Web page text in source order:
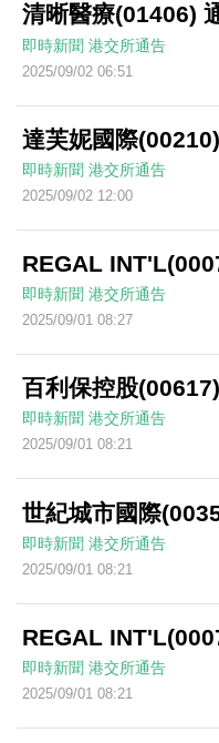
清晰醫療(01406)
即時新聞 港交所通告
2025/09/02 06:51
達芙妮國際
即時新聞 港交所通告
2025/09/02 12:00
REGAL
即時新聞 港交所通告
2025/09/01 08:27
百利保控股
即時新聞 港交所通告
2025/09/01 08:21
世紀城市國際
即時新聞 港交所通告
2025/09/01 08:21
REGAL
即時新聞 港交所通告
2025/09/01 08:21